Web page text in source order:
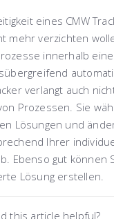
eines CMW
mehr verzichten
innerhalb
verlangt auch
Prozessen. Sie
Lösungen und
Ihrer
Ebenso gut können
Lösung erstellen.
this article helpful?